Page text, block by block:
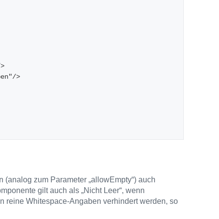
>
>
zum Parameter „allowEmpty“) auch
gilt auch als „Nicht Leer“, wenn
Whitespace-Angaben verhindert werden, so